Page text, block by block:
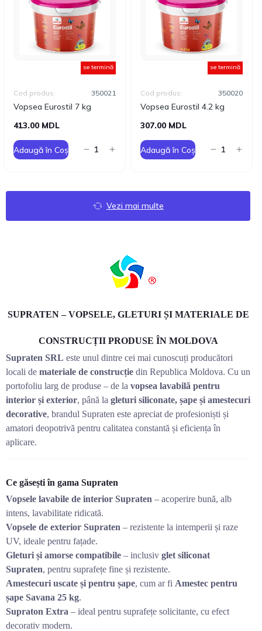
se termină
Vopsea Eurostil 7 kg
Cod produs: 350021
413.00 MDL
Adaugă în Coș
se termină
Vopsea Eurostil 4.2 kg
Cod produs: 350020
307.00 MDL
Adaugă în Coș
Vezi mai multe
SUPRATEN – VOPSELE, GLETURI ȘI MATERIALE DE
CONSTRUCȚII PRODUSE ÎN MOLDOVA
Supraten SRL este unul dintre cei mai cunoscuți producători
locali de materiale de construcție din Republica Moldova. Cu un
portofoliu larg de produse – de la vopsea lavabilă pentru
interior și exterior, până la gleturi siliconate, șape și amestecuri
decorative, brandul Supraten este apreciat de profesioniști și
amatori deopotrivă pentru calitatea constantă și eficiența în
aplicare.
Ce găsești în gama Supraten
Vopsele lavabile de interior Supraten – acoperire bună, alb
intens, lavabilitate ridicată.
Vopsele de exterior Supraten – rezistente la intemperii și raze
UV, ideale pentru fațade.
Gleturi și amorse compatibile – inclusiv glet siliconat
Supraten, pentru suprafețe fine și rezistente.
Amestecuri uscate și pentru șape, cum ar fi Amestec pentru
șape Savana 25 kg.
Supraton Extra – ideal pentru suprafețe solicitante, cu efect
decorativ modern.